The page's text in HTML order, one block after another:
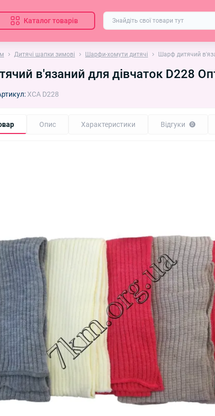
Каталог товарів
Дитячі шапки зимові Шарфи-хомути дитячі Шарф дитячий
в'язаний для дівчаток D228
XCA D228
Опис Характеристики Відгуки 0